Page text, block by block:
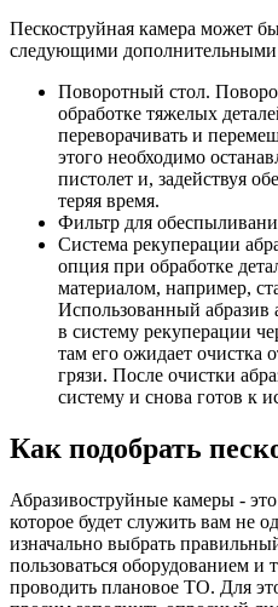
Пескоструйная камера может
следующими
Поворотный стол.
обработке тяжелых
переворачивать и
этого необходимо
пистолет и, задействуя
теряя время.
Фильтр для
Система рекуперации
опция при обработке
материалом, например,
Использованный абразив
в систему рекуперации
там его ожидает очистка
грязи. После очистки
систему и снова готов к
Как подобрать
Абразивоструйные камеры -
которое будет служить вам не
изначально выбрать
пользоваться оборудованием и
проводить плановое ТО. Для